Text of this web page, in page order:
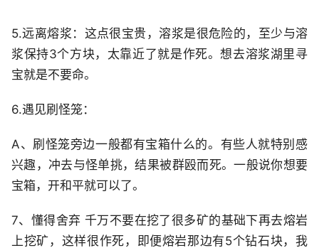
5.远离熔浆：这点很宝贵，溶浆是很危险的，至少与溶
浆保持3个方块，太靠近了就是作死。想去溶浆湖里寻
宝就是不要命。
6.遇见刷怪笼：
A、刷怪笼旁边一般都有宝箱什么的。有些人就特别感
兴趣，冲去与怪单挑，结果被群殴而死。一般说你想要
宝箱，开和平就可以了。
7、懂得舍弃 千万不要在挖了很多矿的基础下再去熔岩
上挖矿，这样很作死，即便熔岩那边有5个钻石块，我